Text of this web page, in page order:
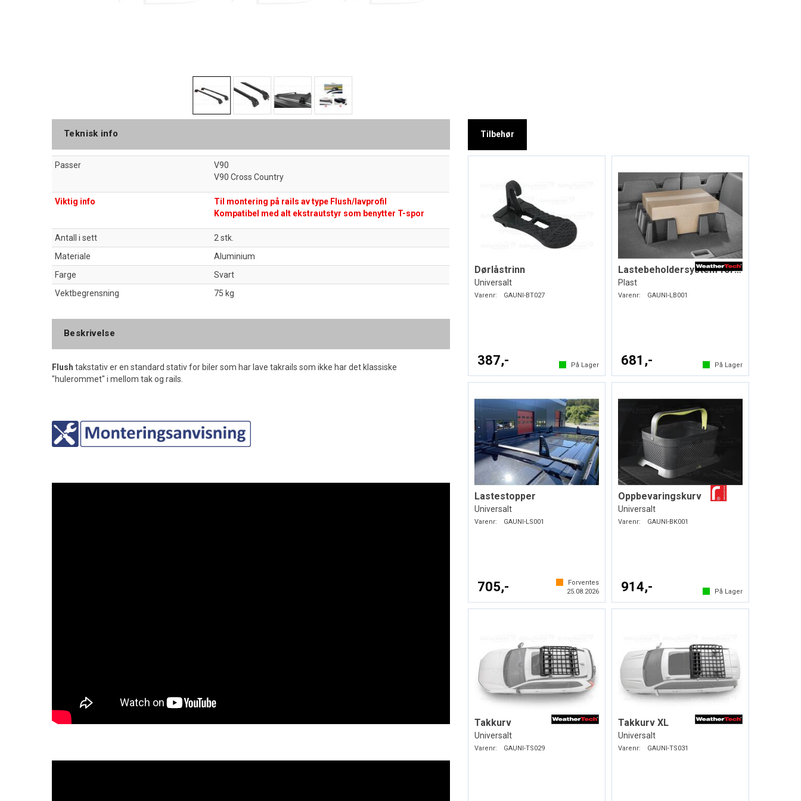
Teknisk info
Passer
V90
V90 Cross Country
Viktig info
Til montering på rails av type Flush/lavprofil
Kompatibel med alt ekstrautstyr som benytter T-spor
Antall i sett
2 stk.
Materiale
Aluminium
Farge
Svart
Vektbegrensning
75 kg
Beskrivelse
Flush takstativ er en standard stativ for biler som har lave takrails som ikke har det klassiske
"hulerommet" i mellom tak og rails.
Tilbehør
Dørlåstrinn
Universalt
Varenr: GAUNI-BT027
387,- På Lager
Lastebeholdersystem for bagasjerommet
Plast
Varenr: GAUNI-LB001
681,- På Lager
Lastestopper
Universalt
Varenr: GAUNI-LS001
705,-
Forventes
25.08.2026
Oppbevaringskurv
Universalt
Varenr: GAUNI-BK001
914,- På Lager
Takkurv
Universalt
Varenr: GAUNI-TS029
Takkurv XL
Universalt
Varenr: GAUNI-TS031